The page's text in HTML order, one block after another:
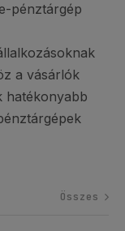
pénztárgép
a vásárlók
hatékonyabb
Összes